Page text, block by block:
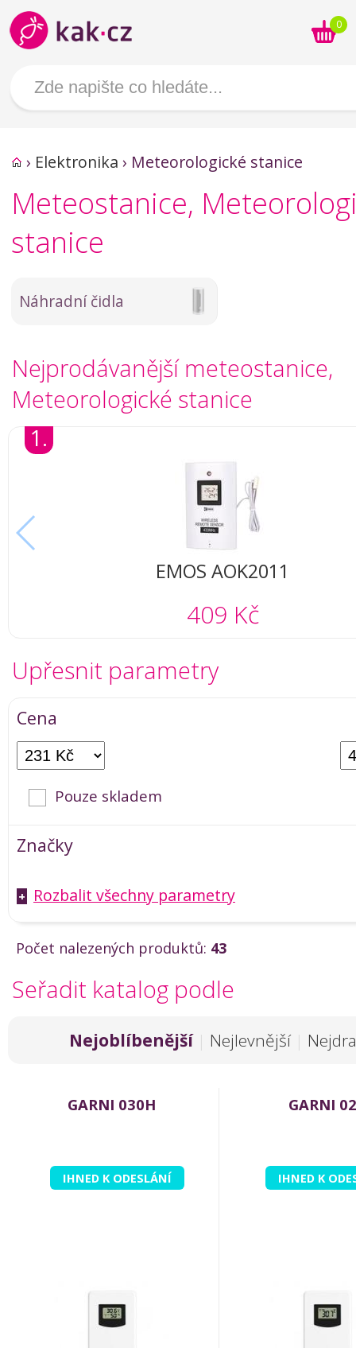
0
› Elektronika › Meteorologické stanice
Meteostanice,
stanice
Náhradní čidla
Nejprodávanější meteostanice,
Meteorologické stanice
1.
EMOS AOK2011
409 Kč
Upřesnit parametry
Cena
Pouze skladem
Značky
+ Rozbalit všechny parametry
Počet nalezených produktů: 43
Seřadit katalog podle
Nejoblíbenější | Nejlevnější |
GARNI 030H
IHNED K ODESLÁNÍ
GARNI
IHNED K